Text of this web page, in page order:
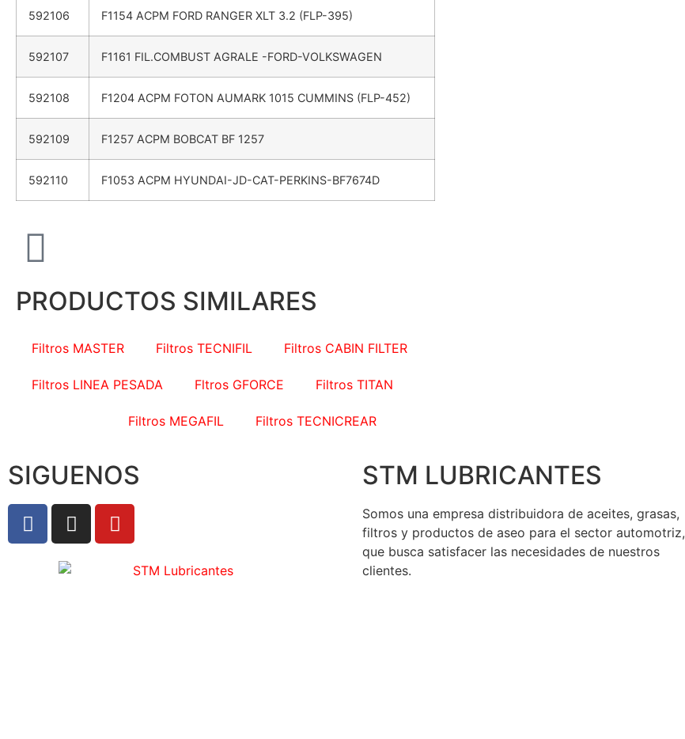
592106 F1154 ACPM FORD RANGER XLT 3.2 (FLP-395)
592107 F1161 FIL.COMBUST AGRALE -FORD-VOLKSWAGEN
592108 F1204 ACPM FOTON AUMARK 1015 CUMMINS (FLP-452)
592109 F1257 ACPM BOBCAT BF 1257
592110 F1053 ACPM HYUNDAI-JD-CAT-PERKINS-BF7674D
PRODUCTOS SIMILARES
Filtros MASTER Filtros TECNIFIL Filtros CABIN FILTER
Filtros LINEA PESADA Fltros GFORCE Filtros TITAN
Filtros MEGAFIL Filtros TECNICREAR
SIGUENOS STM LUBRICANTES
Somos una empresa distribuidora de aceites, grasas,
filtros y productos de aseo para el sector automotriz,
que busca satisfacer las necesidades de nuestros
clientes.